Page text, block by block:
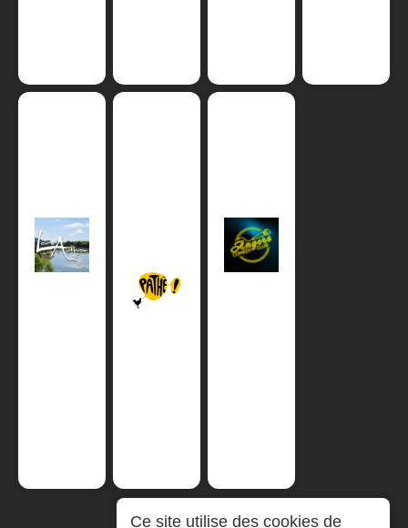
Ce site utilise des cookies de